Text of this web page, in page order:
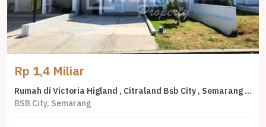
Rp 1,4 Miliar
Rumah di Victoria Higland , Citraland Bsb City , Semarang ( Vn 8626 )
BSB City, Semarang